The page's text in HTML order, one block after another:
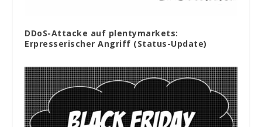
DDoS-Attacke auf plentymarkets:
Erpresserischer Angriff (Status-Update)